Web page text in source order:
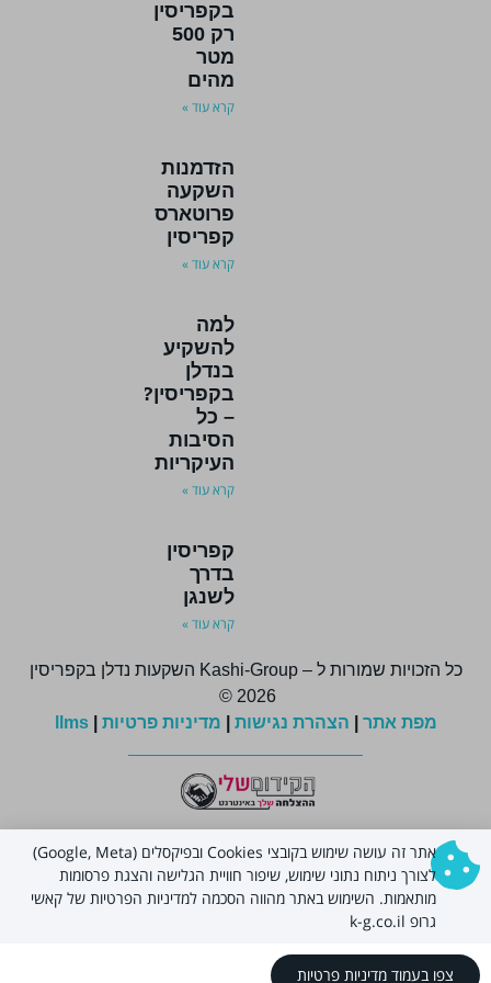
נוסף
בקפריסין
רק 500
מטר
מהים
קרא עוד »
הזדמנות
השקעה
פרוטארס
קפריסין
קרא עוד »
למה
להשקיע
בנדלן
בקפריסין?
– כל
הסיבות
העיקריות
קרא עוד »
קפריסין
בדרך
לשנגן
קרא עוד »
כל הזכויות שמורות ל – Kashi-Group השקעות נדלן בקפריסין
2026 ©
מפת אתר| הצהרת נגישות| מדיניות פרטיות|
llms
קהילת המשקיעים
אתר זה עושה שימוש בקובצי Cookies ובפיקסלים (Google, Meta)
לצורך ניתוח נתוני שימוש, שיפור חוויית הגלישה והצגת פרסומות
מותאמות. השימוש באתר מהווה הסכמה למדיניות הפרטיות של קאשי
גרופ k-g.co.il
צפו בעמוד מדיניות פרטיות